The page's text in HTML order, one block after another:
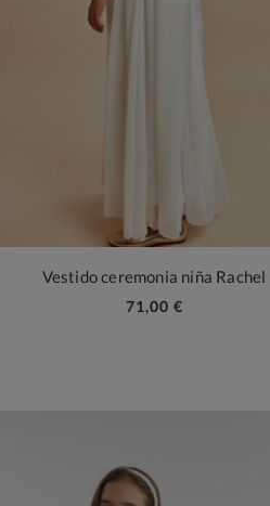
Vestido ceremonia niña Rachel
71,00 €